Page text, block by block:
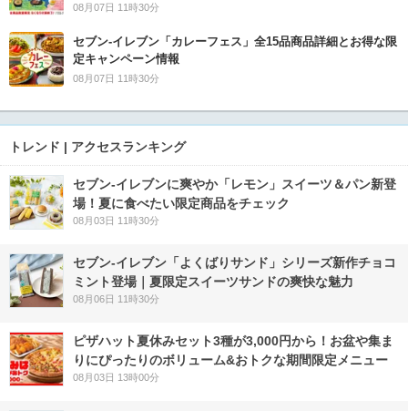
08月07日 11時30分
セブン‐イレブン「カレーフェス」全15品商品詳細とお得な限
定キャンペーン情報
08月07日 11時30分
トレンド | アクセスランキング
セブン‐イレブンに爽やか「レモン」スイーツ＆パン新登
場！夏に食べたい限定商品をチェック
08月03日 11時30分
セブン‐イレブン「よくばりサンド」シリーズ新作チョコ
ミント登場｜夏限定スイーツサンドの爽快な魅力
08月06日 11時30分
ピザハット夏休みセット3種が3,000円から！お盆や集ま
りにぴったりのボリューム&おトクな期間限定メニュー
08月03日 13時00分